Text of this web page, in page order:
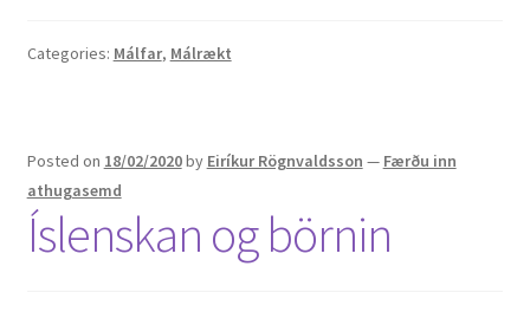
Categories: Málfar, Málrækt
Posted on 18/02/2020by Eiríkur Rögnvaldsson — Færðu inn
athugasemd
Íslenskan og börnin